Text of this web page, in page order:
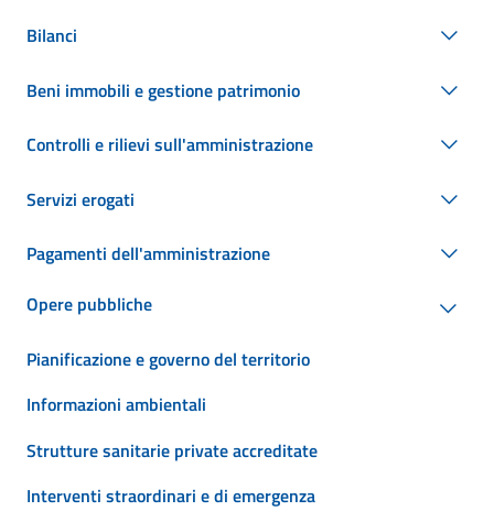
Bilanci
Beni immobili e gestione patrimonio
Controlli e rilievi sull'amministrazione
Servizi erogati
Pagamenti dell'amministrazione
Opere pubbliche
Pianificazione e governo del territorio
Informazioni ambientali
Strutture sanitarie private accreditate
Interventi straordinari e di emergenza